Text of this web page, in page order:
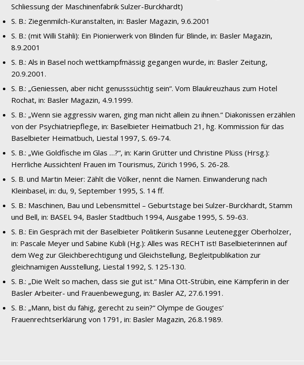
Schliessung der Maschinenfabrik Sulzer-Burckhardt)
S. B.: Ziegenmilch-Kuranstalten, in: Basler Magazin, 9.6.2001
S. B.: (mit Willi Stähli): Ein Pionierwerk von Blinden für Blinde, in: Basler Magazin,
8.9.2001
S. B.: Als in Basel noch wettkampfmässig gegangen wurde, in: Basler Zeitung,
20.9.2001.
S. B.: „Geniessen, aber nicht genusssüchtig sein“. Vom Blaukreuzhaus zum Hotel
Rochat, in: Basler Magazin, 4.9.1999.
S. B.: „Wenn sie aggressiv waren, ging man nicht allein zu ihnen.“ Diakonissen erzählen
von der Psychiatriepflege, in: Baselbieter Heimatbuch 21, hg. Kommission für das
Baselbieter Heimatbuch, Liestal 1997, S. 69-74.
S. B.: „Wie Goldfische im Glas …?“, in: Karin Grütter und Christine Plüss (Hrsg.):
Herrliche Aussichten! Frauen im Tourismus, Zürich 1996, S. 26-28.
S. B. und Martin Meier: Zählt die Völker, nennt die Namen. Einwanderung nach
Kleinbasel, in: du, 9, September 1995, S. 14 ff.
S. B.: Maschinen, Bau und Lebensmittel – Geburtstage bei Sulzer-Burckhardt, Stamm
und Bell, in: BASEL 94, Basler Stadtbuch 1994, Ausgabe 1995, S. 59-63.
S. B.: Ein Gespräch mit der Baselbieter Politikerin Susanne Leutenegger Oberholzer,
in: Pascale Meyer und Sabine Kubli (Hg.): Alles was RECHT ist! Baselbieterinnen auf
dem Weg zur Gleichberechtigung und Gleichstellung, Begleitpublikation zur
gleichnamigen Ausstellung, Liestal 1992, S. 125-130.
S. B.: „Die Welt so machen, dass sie gut ist.“ Mina Ott-Strübin, eine Kämpferin in der
Basler Arbeiter- und Frauenbewegung, in: Basler AZ, 27.6.1991.
S. B.: „Mann, bist du fähig, gerecht zu sein?“ Olympe de Gouges‘
Frauenrechtserklärung von 1791, in: Basler Magazin, 26.8.1989.